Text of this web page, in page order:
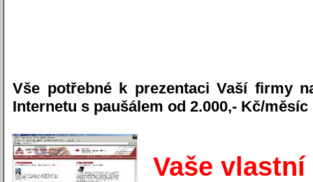
Vše potřebné k prezentaci Vaší firmy
Internetu s paušálem od 2.000,- Kč/
Vaše